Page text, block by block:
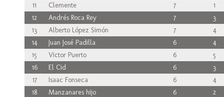
11
Clemente 7
1
12
Andrés Roca Rey 7
3
13
Alberto López Simón 7
4
14
Juan José Padilla 6
4
15
Victor Puerto 6
5
16
El Cid 6
3
17
Isaac Fonseca 6
4
18
Manzanares hijo 6
2